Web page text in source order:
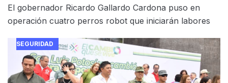
El gobernador Ricardo Gallardo Cardona puso en
operación cuatro perros robot que iniciarán labores
SEGURIDAD